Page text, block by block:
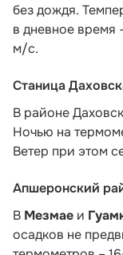
без дождя.
в дневное время
м/с.
Станица
В районе
Ночью на
Ветер при этом
Апшеронский
В Мезмае и
осадков не